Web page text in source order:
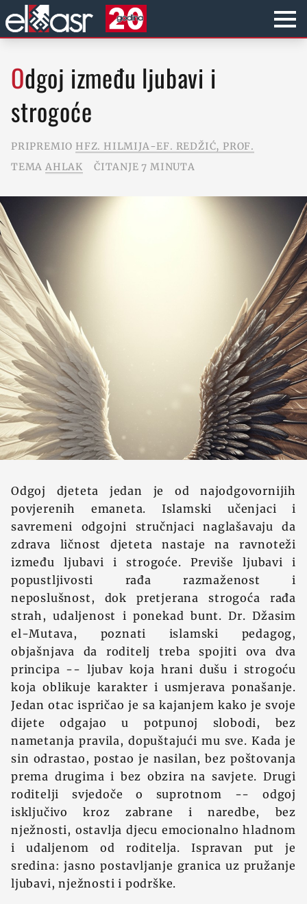
Odgoj između ljubavi i
strogoće
PRIPREMIO HFZ. HILMIJA-EF. REDŽIĆ, PROF.
TEMA AHLAK ČITANJE 7 MINUTA
Odgoj djeteta jedan je od najodgovornijih
povjerenih emaneta. Islamski učenjaci i
savremeni odgojni stručnjaci naglašavaju da
zdrava ličnost djeteta nastaje na ravnoteži
između ljubavi i strogoće. Previše ljubavi i
popustljivosti rađa razmaženost i
neposlušnost, dok pretjerana strogoća rađa
strah, udaljenost i ponekad bunt. Dr. Džasim
el-Mutava, poznati islamski pedagog,
objašnjava da roditelj treba spojiti ova dva
principa -- ljubav koja hrani dušu i strogoću
koja oblikuje karakter i usmjerava ponašanje.
Jedan otac ispričao je sa kajanjem kako je svoje
dijete odgajao u potpunoj slobodi, bez
nametanja pravila, dopuštajući mu sve. Kada je
sin odrastao, postao je nasilan, bez poštovanja
prema drugima i bez obzira na savjete. Drugi
roditelji svjedoče o suprotnom -- odgoj
isključivo kroz zabrane i naredbe, bez
nježnosti, ostavlja djecu emocionalno hladnom
i udaljenom od roditelja. Ispravan put je
sredina: jasno postavljanje granica uz pružanje
ljubavi, nježnosti i podrške.